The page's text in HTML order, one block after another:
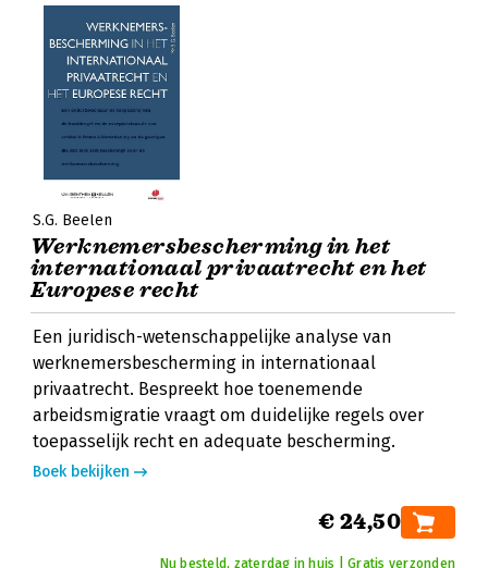
S.G. Beelen
Werknemersbescherming in het
internationaal privaatrecht en het
Europese recht
Een juridisch-wetenschappelijke analyse van
werknemersbescherming in internationaal
privaatrecht. Bespreekt hoe toenemende
arbeidsmigratie vraagt om duidelijke regels over
toepasselijk recht en adequate bescherming.
Boek bekijken
€ 24,50
Nu besteld, zaterdag in huis | Gratis verzonden